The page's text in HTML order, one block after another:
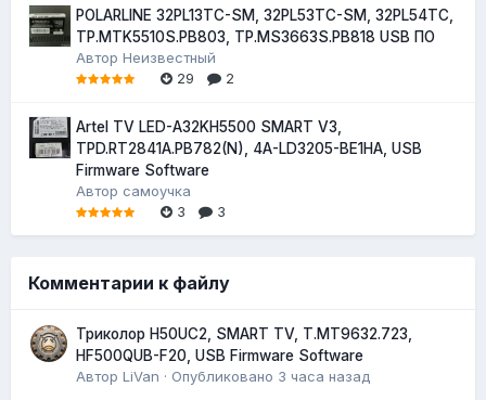
POLARLINE 32PL13TC-SM, 32PL53TC-SM, 32PL54TC,
TP.MTK5510S.PB803, TP.MS3663S.PB818 USB ПО
Автор Неизвестный
29
2
Artel TV LED-A32KH5500 SMART V3,
TPD.RT2841A.PB782(N), 4A-LD3205-BE1HA, USB
Firmware Software
Автор самоучка
3
3
Комментарии к файлу
Триколор H50UC2, SMART TV, T.MT9632.723,
HF500QUB-F20, USB Firmware Software
Автор LiVan · Опубликовано 3 часа назад